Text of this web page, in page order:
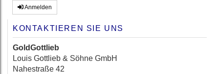
Anmelden
KONTAKTIEREN SIE UNS
GoldGottlieb
Louis Gottlieb & Söhne GmbH
Nahestraße 42